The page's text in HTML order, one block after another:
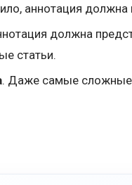
аннотация
должна
статьи.
. Даже самые